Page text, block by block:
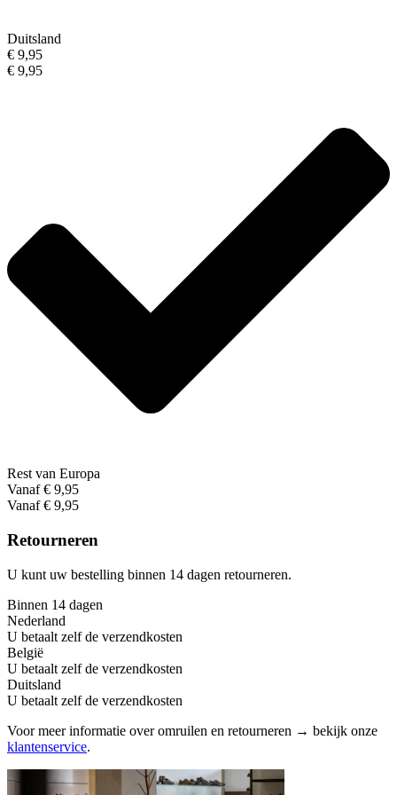
Duitsland
€ 9,95
€ 9,95
Rest van Europa
Vanaf € 9,95
Vanaf € 9,95
Retourneren
U kunt uw bestelling binnen 14 dagen retourneren.
Binnen 14 dagen
Nederland
U betaalt zelf de verzendkosten
België
U betaalt zelf de verzendkosten
Duitsland
U betaalt zelf de verzendkosten
Voor meer informatie over omruilen en retourneren → bekijk onze
klantenservice.